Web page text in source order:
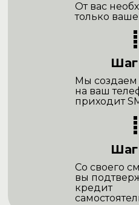
От вас
только
Шаг
Мы
на ваш
приходит
Шаг
Со своего
вы
кредит